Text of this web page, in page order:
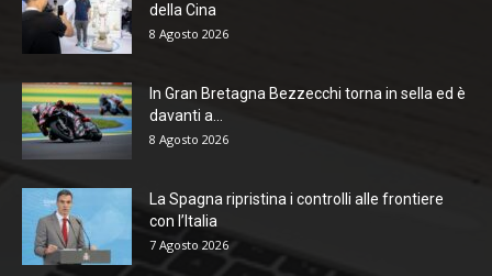
della Cina
8 Agosto 2026
In Gran Bretagna Bezzecchi torna in sella ed è
davanti a...
8 Agosto 2026
La Spagna ripristina i controlli alle frontiere
con l’Italia
7 Agosto 2026